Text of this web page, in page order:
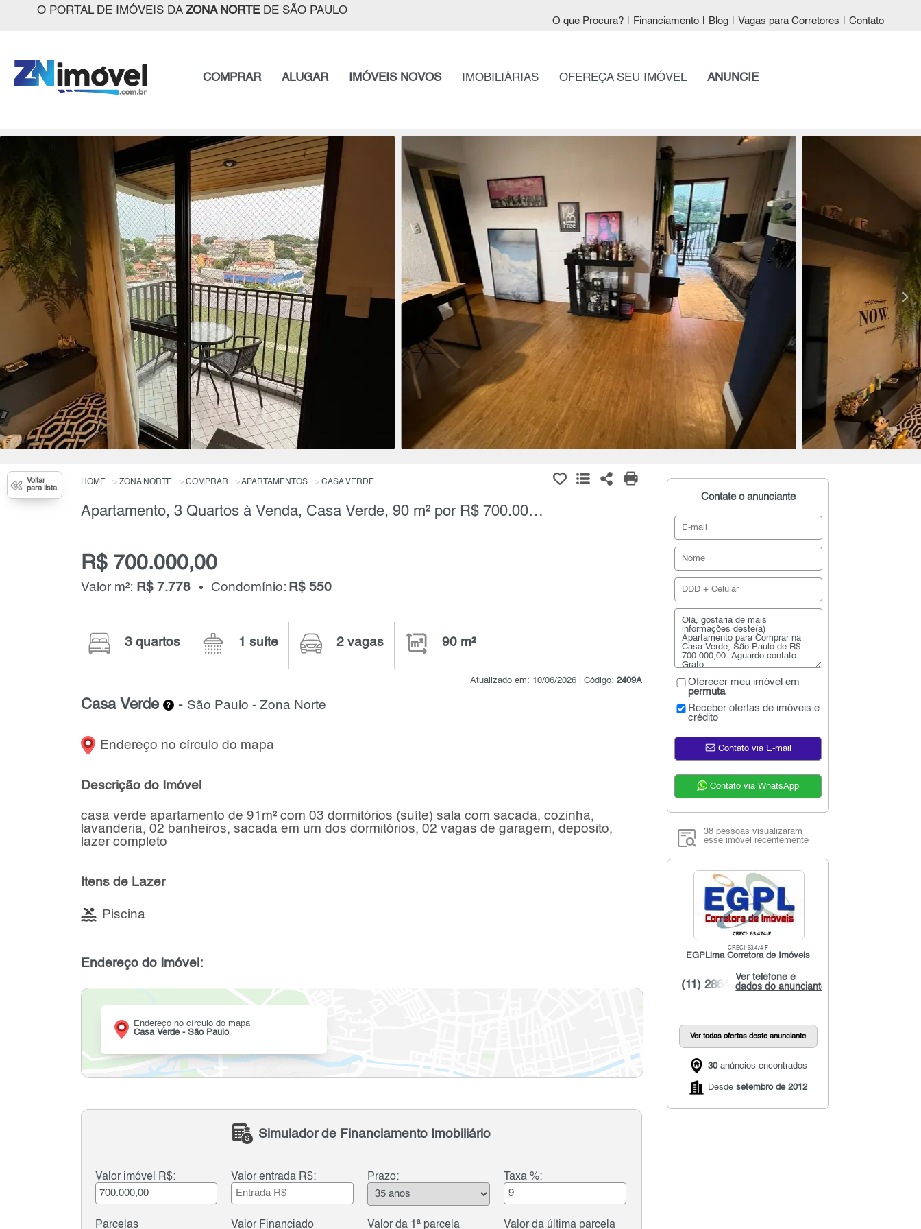
O PORTAL DE IMÓVEIS DA ZONA NORTEDE SÃO PAULO
O que Procura? Financiamento Blog Vagas para Corretores Contato
COMPRAR ALUGAR IMÓVEIS NOVOS IMOBILIÁRIAS OFEREÇA SEU IMÓVEL ANUNCIE
Voltar
para lista
HOME ZONA NORTE COMPRAR APARTAMENTOS CASA VERDE
Apartamento, 3 Quartos à Venda, Casa Verde, 90 m² por R$ 700.000,00
R$ 700.000,00
Valor m²: R$ 7.778 Condomínio: R$ 550
3 quartos 1 suíte 2 vagas 90 m²
Atualizado em: 10/06/2026 | Código:2409A
Casa Verde - São Paulo - Zona Norte
Endereço no círculo do mapa
Descrição do Imóvel
casa verde apartamento de 91m² com 03 dormitórios (suíte) sala com sacada, cozinha,
lavanderia, 02 banheiros, sacada em um dos dormitórios, 02 vagas de garagem, deposito,
lazer completo
Itens de Lazer
Piscina
Endereço do Imóvel:
Endereço no círculo do mapa
Casa Verde - São Paulo
Simulador de Financiamento Imobiliário
Valor imóvel R$: Valor entrada R$: Prazo: Taxa %:
Parcelas Valor Financiado Valor da 1ª parcela Valor da última parcela
Contate o anunciante
Oferecer meu imóvel em
permuta
Receber ofertas de imóveis e
crédito
Contato via E-mail
Contato via WhatsApp
38 pessoas visualizaram
esse imóvel recentemente
CRECI: 63.474-F
EGPLima Corretora de Imóveis
Ver telefone e
dados do anunciante
(11) 2864...
Ver todas ofertas deste anunciante
30anúncios encontrados
Desdesetembro de 2012